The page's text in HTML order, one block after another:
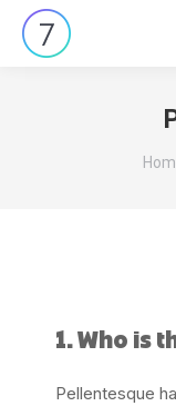
You
1. Who is
Pellentesque